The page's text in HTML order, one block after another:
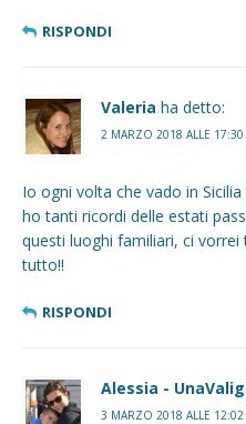
RISPONDI
Valeria ha detto:
2 MARZO 2018 ALLE 17:30
Io ogni volta che vado in
ho tanti ricordi delle estati
questi luoghi familiari, ci
tutto!!
RISPONDI
Alessia -
3 MARZO 2018 ALLE 12:02